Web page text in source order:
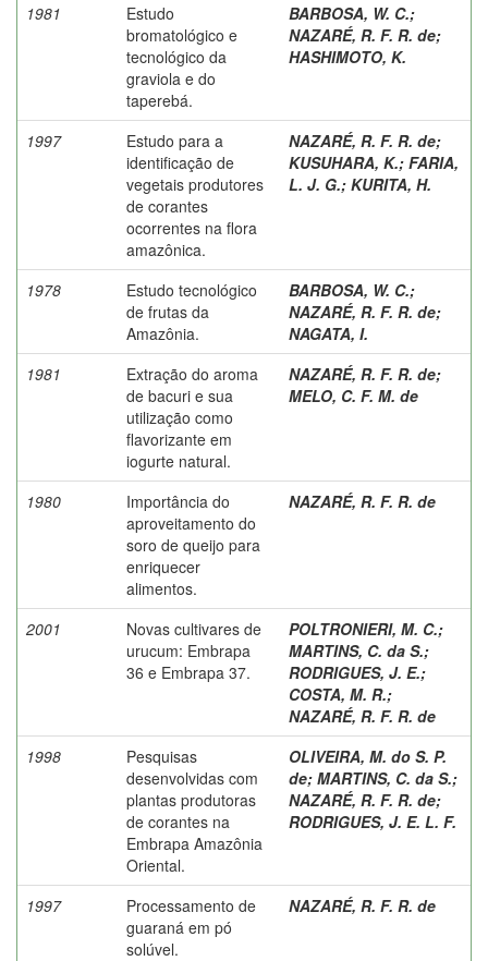
1981
Estudo
bromatológico e
tecnológico da
graviola e do
taperebá.
BARBOSA, W. C.;
NAZARÉ, R. F. R. de;
HASHIMOTO, K.
1997
Estudo para a
identificação de
vegetais produtores
de corantes
ocorrentes na flora
amazônica.
NAZARÉ, R. F. R. de;
KUSUHARA, K.; FARIA,
L. J. G.; KURITA, H.
1978
Estudo tecnológico
de frutas da
Amazônia.
BARBOSA, W. C.;
NAZARÉ, R. F. R. de;
NAGATA, I.
1981
Extração do aroma
de bacuri e sua
utilização como
flavorizante em
iogurte natural.
NAZARÉ, R. F. R. de;
MELO, C. F. M. de
1980
Importância do
aproveitamento do
soro de queijo para
enriquecer
alimentos.
NAZARÉ, R. F. R. de
2001
Novas cultivares de
urucum: Embrapa
36 e Embrapa 37.
POLTRONIERI, M. C.;
MARTINS, C. da S.;
RODRIGUES, J. E.;
COSTA, M. R.;
NAZARÉ, R. F. R. de
1998
Pesquisas
desenvolvidas com
plantas produtoras
de corantes na
Embrapa Amazônia
Oriental.
OLIVEIRA, M. do S. P.
de; MARTINS, C. da S.;
NAZARÉ, R. F. R. de;
RODRIGUES, J. E. L. F.
1997
Processamento de
guaraná em pó
solúvel.
NAZARÉ, R. F. R. de